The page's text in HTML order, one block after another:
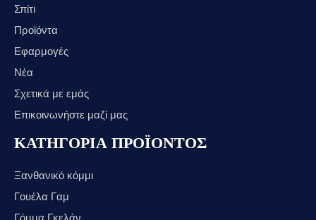
Σπίτι
Προϊόντα
Εφαρμογές
Νέα
Σχετικά με εμάς
Επικοινωνήστε μαζί μας
ΚΑΤΗΓΟΡΙΑ ΠΡΟΪΟΝΤΟΣ
Ξανθανικό κόμμι
Γουέλα Γαμ
Γόμμα Γκελάν